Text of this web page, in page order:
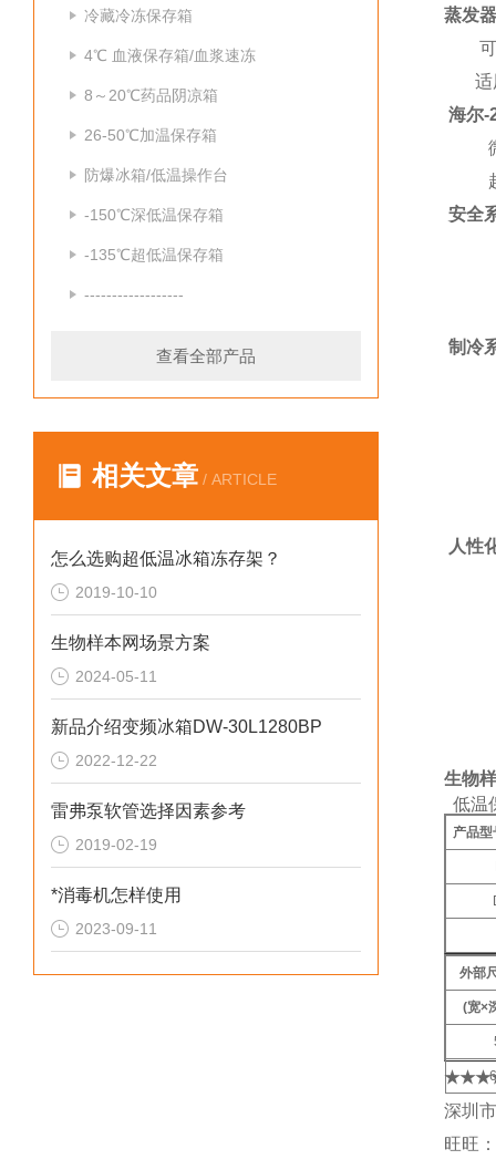
冷藏冷冻保存箱
4℃ 血液保存箱/血浆速冻
8～20℃药品阴凉箱
26-50℃加温保存箱
防爆冰箱/低温操作台
-150℃深低温保存箱
-135℃超低温保存箱
------------------
查看全部产品
相关文章 / ARTICLE
怎么选购超低温冰箱冻存架？
2019-10-10
生物样本网场景方案
2024-05-11
新品介绍变频冰箱DW-30L1280BP
2022-12-22
雷弗泵软管选择因素参考
2019-02-19
*消毒机怎样使用
2023-09-11
蒸发
可用
适用
海尔-
微
超
安全
制冷
人性
生物
低温
产品型
外部
(宽×
深圳
旺